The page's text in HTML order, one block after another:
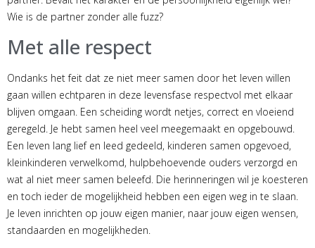
Wie is de partner zonder alle fuzz?
Met alle respect
Ondanks het feit dat ze niet meer samen door het leven willen
gaan willen echtparen in deze levensfase respectvol met elkaar
blijven omgaan. Een scheiding wordt netjes, correct en vloeiend
geregeld. Je hebt samen heel veel meegemaakt en opgebouwd.
Een leven lang lief en leed gedeeld, kinderen samen opgevoed,
kleinkinderen verwelkomd, hulpbehoevende ouders verzorgd en
wat al niet meer samen beleefd. Die herinneringen wil je koesteren
en toch ieder de mogelijkheid hebben een eigen weg in te slaan.
Je leven inrichten op jouw eigen manier, naar jouw eigen wensen,
standaarden en mogelijkheden.